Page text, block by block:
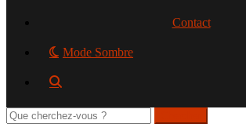
Contact
Mode Sombre
Rechercher
sur